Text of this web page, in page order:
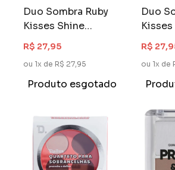
Duo Sombra Ruby
Kisses Shine
Collection
Diamond
R$ 27,95
ou 1x de R$ 27,95
Produto esgotado
Duo
R$
ou 1x de